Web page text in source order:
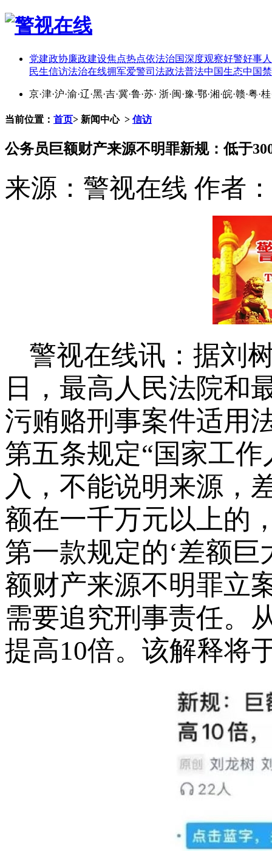
党建政协廉政建设焦点热点依法治国深度观察好警好事
民生信访法治在线拥军爱警司法政法普法中国生态中国
京·津·沪·渝·辽·黑·吉·冀·鲁·苏· 浙·闽·豫·鄂·湘·皖·赣·粤·桂
当前位置： 首页> 新闻中心 > 信访
公务员巨额财产来源不明罪新规：低于
来源：警视在线 作者：
警视在线讯：据刘
日，最高人民法院和
污贿赂刑事案件适用
第五条规定“国家工
入，不能说明来源，
额在一千万元以上的
第一款规定的‘差额巨
额财产来源不明罪立
需要追究刑事责任。
提高10倍。该解释将